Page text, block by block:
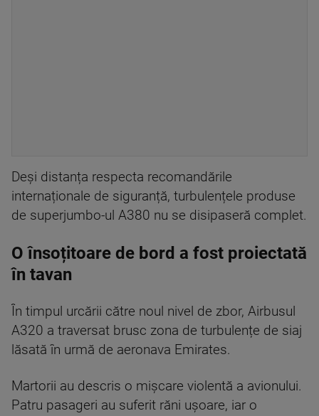
Deși distanța respecta recomandările
internaționale de siguranță, turbulențele produse
de superjumbo-ul A380 nu se disipaseră complet.
O însoțitoare de bord a fost proiectată
în tavan
În timpul urcării către noul nivel de zbor, Airbusul
A320 a traversat brusc zona de turbulențe de siaj
lăsată în urmă de aeronava Emirates.
Martorii au descris o mișcare violentă a avionului.
Patru pasageri au suferit răni ușoare, iar o